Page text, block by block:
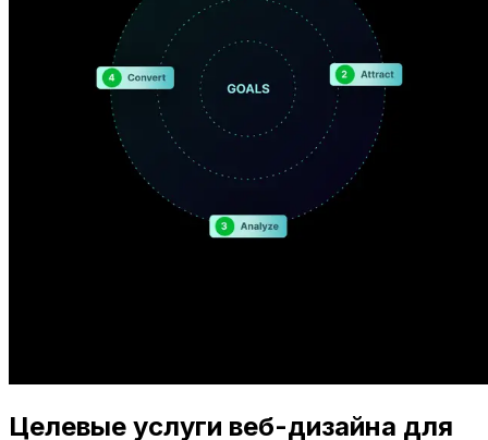
Целевые услуги веб-дизайна для